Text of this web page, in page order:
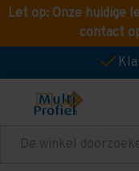
Let op: Onze huidige
contact
Zoeken